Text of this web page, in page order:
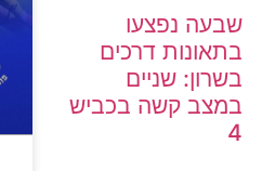
שבעה נפצעו
בתאונות דרכים
בשרון: שניים
במצב קשה בכביש
4